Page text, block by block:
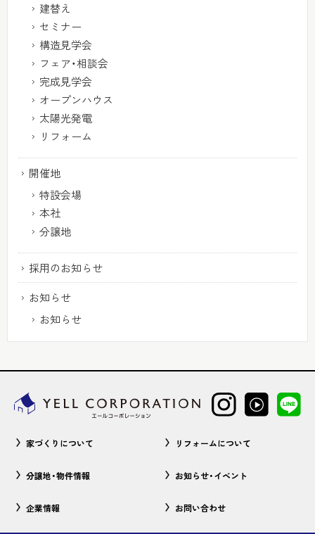
建替え
セミナー
構造見学会
フェア・相談会
完成見学会
オープンハウス
太陽光発電
リフォーム
開催地
特設会場
本社
分譲地
採用のお知らせ
お知らせ
お知らせ
家づくりについて リフォームについて
分譲地・物件情報 お知らせ・イベント
企業情報 お問い合わせ